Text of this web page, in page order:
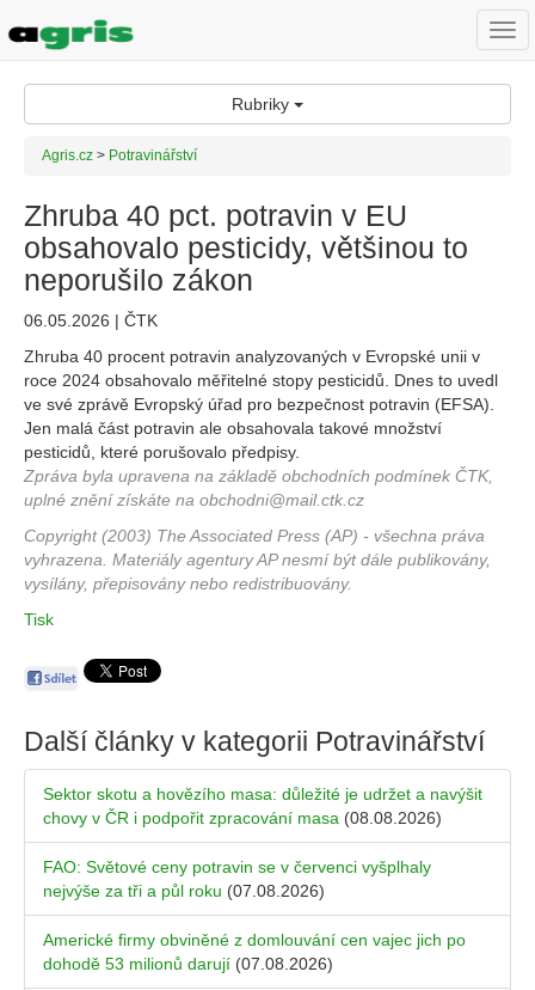
Rubriky
Agris.cz > Potravinářství
Zhruba 40 pct. potravin v EU
obsahovalo pesticidy, většinou to
neporušilo zákon
06.05.2026 | ČTK
Zhruba 40 procent potravin analyzovaných v Evropské unii v
roce 2024 obsahovalo měřitelné stopy pesticidů. Dnes to uvedl
ve své zprávě Evropský úřad pro bezpečnost potravin (EFSA).
Jen malá část potravin ale obsahovala takové množství
pesticidů, které porušovalo předpisy.
Zpráva byla upravena na základě obchodních podmínek ČTK,
uplné znění získáte na obchodni@mail.ctk.cz
Copyright (2003) The Associated Press (AP) - všechna práva
vyhrazena. Materiály agentury AP nesmí být dále publikovány,
vysílány, přepisovány nebo redistribuovány.
Tisk
Další články v kategorii Potravinářství
Sektor skotu a hovězího masa: důležité je udržet a navýšit
chovy v ČR i podpořit zpracování masa (08.08.2026)
FAO: Světové ceny potravin se v červenci vyšplhaly
nejvýše za tři a půl roku (07.08.2026)
Americké firmy obviněné z domlouvání cen vajec jich po
dohodě 53 milionů darují (07.08.2026)